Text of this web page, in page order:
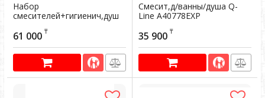
Набор
смесителей+гигиенич,душ
Артикул:
61 000 ₸
Смесит,д/ванны/душа Q-
Line A40778EXP
603578
35 900 ₸